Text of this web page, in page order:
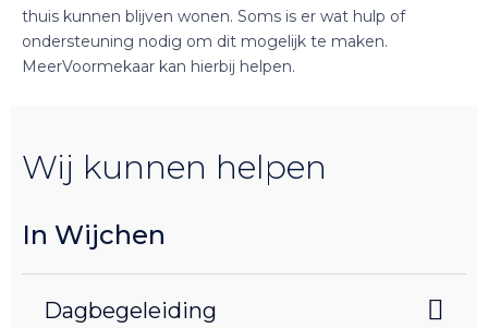
thuis kunnen blijven wonen. Soms is er wat hulp of
ondersteuning nodig om dit mogelijk te maken.
MeerVoormekaar kan hierbij helpen.
Wij kunnen helpen
In Wijchen
Dagbegeleiding